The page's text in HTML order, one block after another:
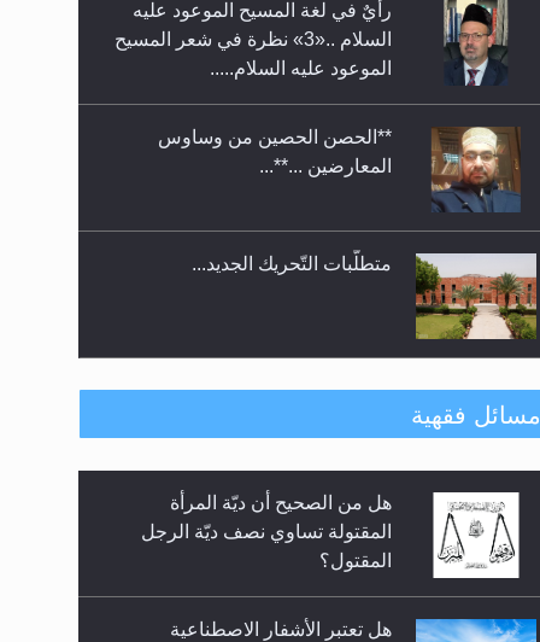
معرض القرآن الكريم لمدة ثلاثين
يوما في مكتبة مدينة ريهيماكي في
فنلند
رأيٌ في لغة المسيح الموعود عليه
السلام ..«3» نظرة في شعر المسيح
الموعود عليه السلام.....
**الحصن الحصين من وساوس
المعارضين ...**...
متطلَّبات التّحريك الجديد...
رأيٌ في لغة المسيح الموعود عليه
الهجرة: بحث عن الأمن والسلام في
سبيل إرساء الأمن والسلام...
مسائل فقهية
هل من الصحيح أن ديّة المرأة
المقتولة تساوي نصف ديّة الرجل
المقتول؟
هل تعتبر الأشفار الاصطناعية